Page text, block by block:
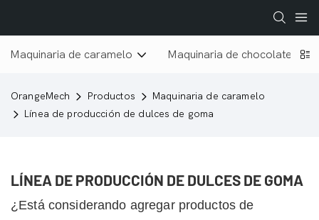
Maquinaria de caramelo Maquinaria de chocolate
OrangeMech Productos
Maquinaria de caramelo
Línea de producción de dulces de goma
LÍNEA DE PRODUCCIÓN DE DULCES DE GOMA
¿Está considerando agregar productos de